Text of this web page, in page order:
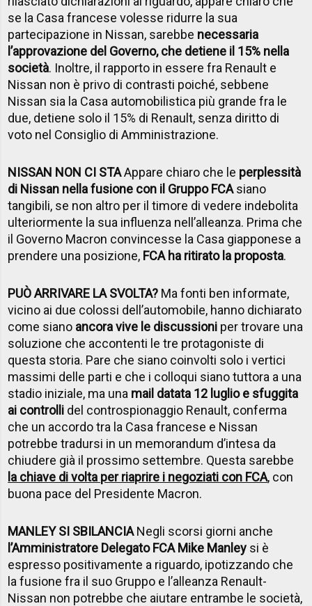
se la Casa francese volesse ridurre la sua
partecipazione in Nissan, sarebbe necessaria
l’approvazione del Governo, che detiene il 15% nella
società. Inoltre, il rapporto in essere fra Renault e
Nissan non è privo di contrasti poiché, sebbene
Nissan sia la Casa automobilistica più grande fra le
due, detiene solo il 15% di Renault, senza diritto di
voto nel Consiglio di Amministrazione.
NISSAN NON CI STAAppare chiaro che le perplessità
di Nissan nella fusione con il Gruppo FCAsiano
tangibili, se non altro per il timore di vedere indebolita
ulteriormente la sua influenza nell’alleanza. Prima che
il Governo Macron convincesse la Casa giapponese a
prendere una posizione, FCA ha ritirato la proposta.
PUÒ ARRIVARE LA SVOLTA? Ma fonti ben informate,
vicino ai due colossi dell’automobile, hanno dichiarato
come siano ancora vive le discussioni per trovare una
soluzione che accontenti le tre protagoniste di
questa storia. Pare che siano coinvolti solo i vertici
massimi delle parti e che i colloqui siano tuttora a una
stadio iniziale, ma una mail datata 12 luglio e sfuggita
ai controlli del controspionaggio Renault, conferma
che un accordo tra la Casa francese e Nissan
potrebbe tradursi in un memorandum d’intesa da
chiudere già il prossimo settembre. Questa sarebbe
la chiave di volta per riaprire i negoziati con FCA, con
buona pace del Presidente Macron.
MANLEY SI SBILANCIANegli scorsi giorni anche
l’Amministratore Delegato FCA Mike Manley si è
espresso positivamente a riguardo, ipotizzando che
la fusione fra il suo Gruppo e l’alleanza Renault-
Nissan non potrebbe che aiutare entrambe le società,